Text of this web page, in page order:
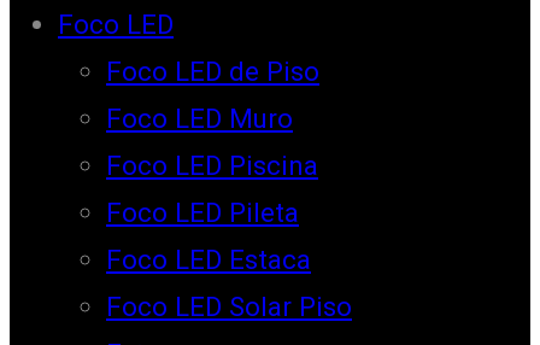
Foco LED
Foco LED de Piso
Foco LED Muro
Foco LED Piscina
Foco LED Pileta
Foco LED Estaca
Foco LED Solar Piso